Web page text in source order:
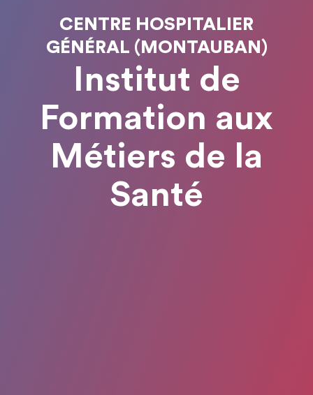
CENTRE HOSPITALIER
GÉNÉRAL (MONTAUBAN)
Institut de
Formation aux
Métiers de la
Santé